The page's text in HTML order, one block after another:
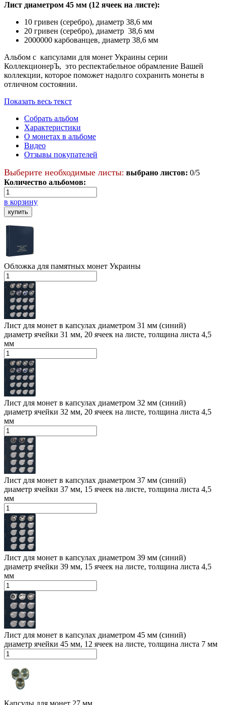
Лист диаметром 45 мм (12 ячеек на листе):
10 гривен (серебро), диаметр 38,6 мм
20 гривен (серебро), диаметр 38,6 мм
2000000 карбованцев, диаметр 38,6 мм
Альбом с капсулами для монет Украины серии
КоллекционерЪ, это респектабельное обрамление Вашей
коллекции, которое поможет надолго сохранить монеты в
отличном состоянии.
Показать весь текст
Собрать альбом
Характеристики
О монетах в альбоме
Видео
Отзывы покупателей
Выберите необходимые листы: выбрано листов: 0/5
Количество альбомов:
в корзину
Обложка для памятных монет Украины
Лист для монет в капсулах диаметром 31 мм (синий)
диаметр ячейки 31 мм, 20 ячеек на листе, толщина листа 4,5
мм
Лист для монет в капсулах диаметром 32 мм (синий)
диаметр ячейки 32 мм, 20 ячеек на листе, толщина листа 4,5
мм
Лист для монет в капсулах диаметром 37 мм (синий)
диаметр ячейки 37 мм, 15 ячеек на листе, толщина листа 4,5
мм
Лист для монет в капсулах диаметром 39 мм (синий)
диаметр ячейки 39 мм, 15 ячеек на листе, толщина листа 4,5
мм
Лист для монет в капсулах диаметром 45 мм (синий)
диаметр ячейки 45 мм, 12 ячеек на листе, толщина листа 7 мм
Капсулы для монет 27 мм